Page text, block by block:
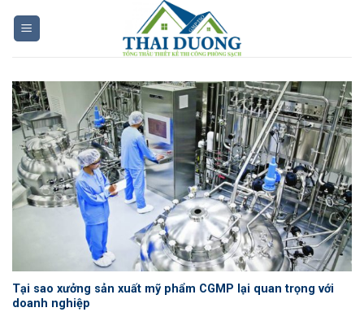
Tại sao xưởng sản xuất mỹ phẩm CGMP lại quan trọng với
doanh nghiệp